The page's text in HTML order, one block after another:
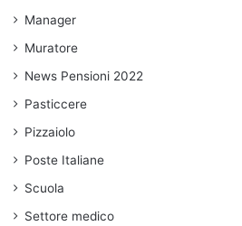
Manager
Muratore
News Pensioni 2022
Pasticcere
Pizzaiolo
Poste Italiane
Scuola
Settore medico